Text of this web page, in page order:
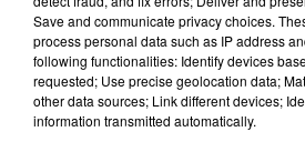
100%
100% Radio les infos de
Save and communicate privacy choices.
process personal data such as IP address
following functionalities: Identify devices
requested; Use precise geolocation data;
other data sources; Link different devices;
information transmitted automatically.